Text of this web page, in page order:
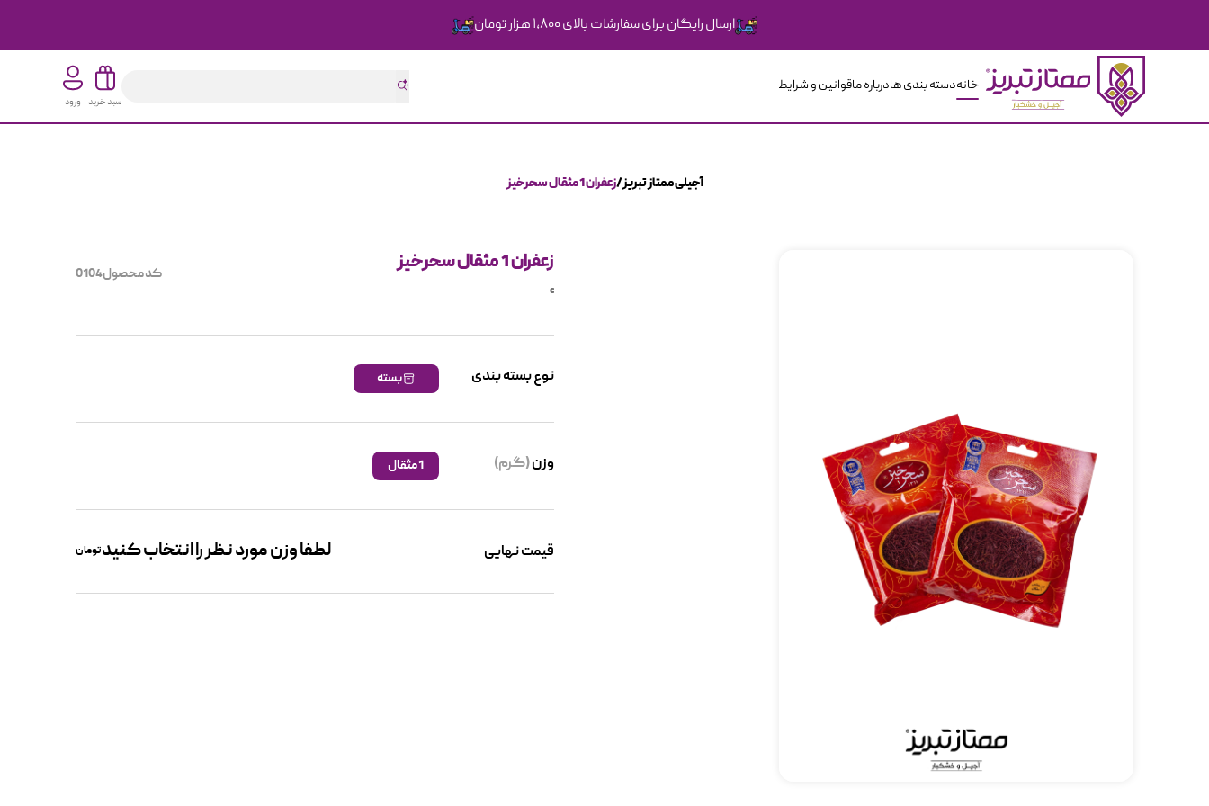
ارسال رایگان برای سفارشات بالای ۱،۸۰۰ هزار تومان
خانهدسته بندی هادرباره ماقوانین و شرایط
سبد خرید ورود
آجیلی ممتاز تبریز زعفران 1 مثقال سحرخیز
زعفران 1 مثقال سحرخیز
c
کد محصول0104
نوع بسته بندی بسته
وزن(گرم) 1 مثقال
قیمت نهایی لطفا وزن مورد نظر را انتخاب کنیدتومان